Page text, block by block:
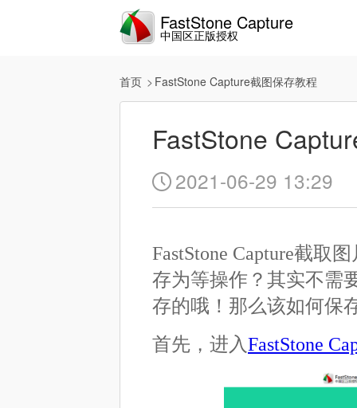
FastStone Capture
中国区正版授权
首页 FastStone Capture截图保存教程
FastStone
 2021-06-29 13:29
FastStone Capture截取
存为等操作？其实不需
存的哦！那么该如何保
首先，进入FastStone